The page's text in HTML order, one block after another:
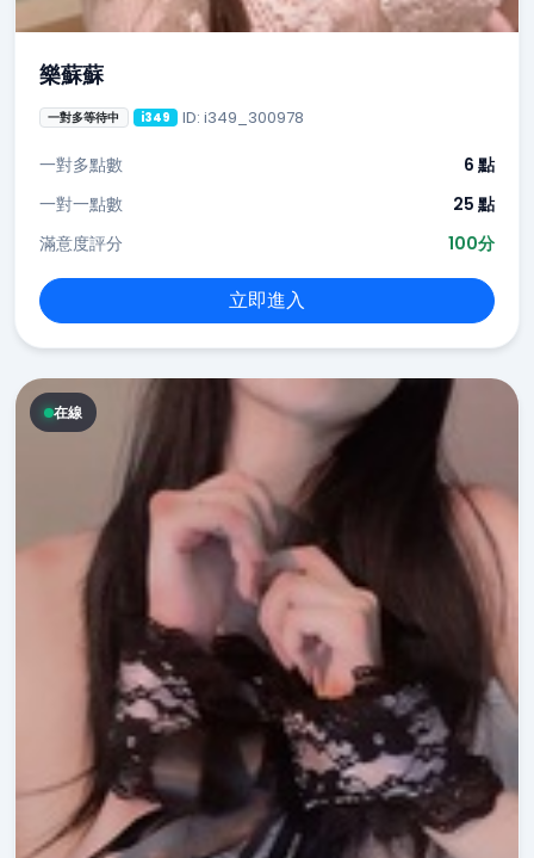
樂蘇蘇
一對多等待中 i349 ID: i349_300978
一對多點數
6 點
一對一點數
25 點
滿意度評分
100分
立即進入
在線